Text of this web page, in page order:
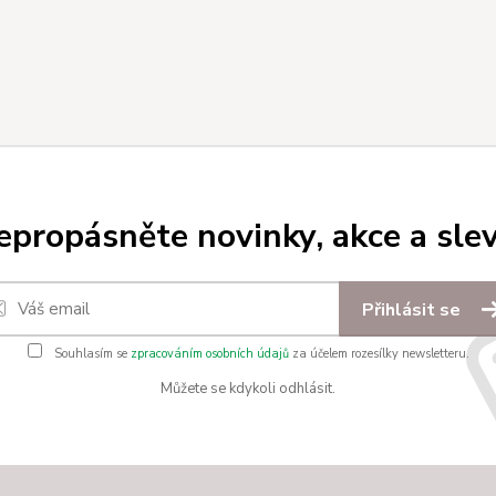
novinky, akce a
Přihlásit se
Souhlasím se zpracováním osobních údajůza účelem rozesílky newsletteru.
Můžete se kdykoli odhlásit.